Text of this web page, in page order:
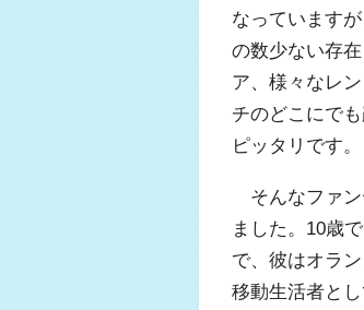
なっています
の数少ない存
ア、様々なレ
チのどこにで
ピッタリです。
そんなファン
ました。10歳
で、彼はオラ
移動生活者と